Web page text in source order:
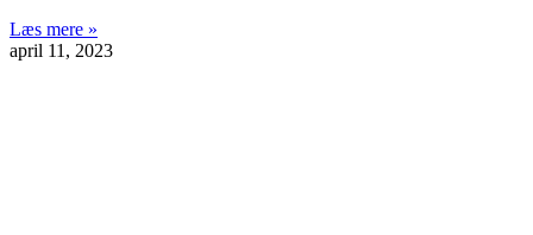
Læs mere »
april 11, 2023